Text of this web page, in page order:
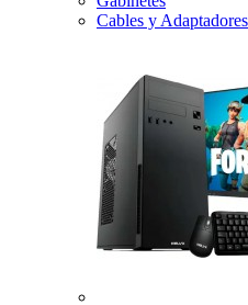
Cables y Adaptadores